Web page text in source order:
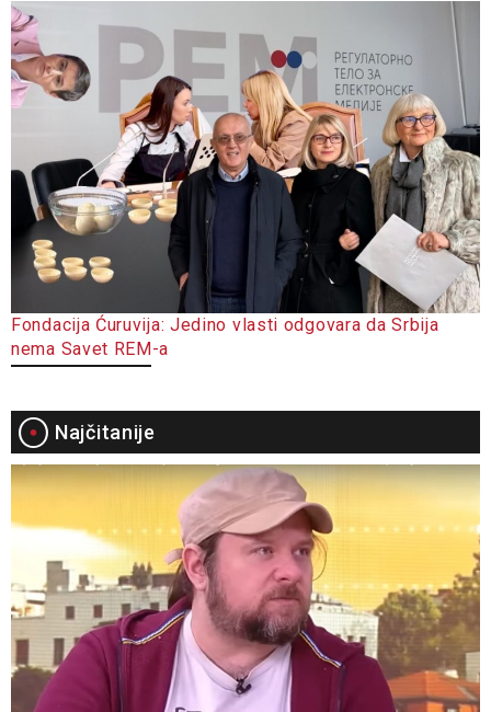
Fondacija Ćuruvija: Jedino vlasti odgovara da Srbija
nema Savet REM-a
Najčitanije